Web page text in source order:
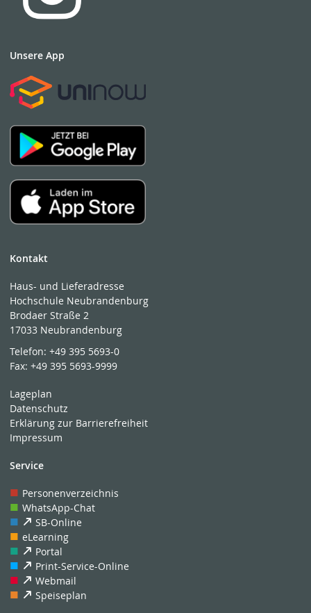
Unsere App
Kontakt
Haus- und Lieferadresse
Hochschule Neubrandenburg
Brodaer Straße 2
17033 Neubrandenburg
Telefon:+49 395 5693-0
Fax:+49 395 5693-9999
Lageplan
Datenschutz
Erklärung zur Barrierefreiheit
Impressum
Service
Personenverzeichnis
WhatsApp-Chat
SB-Online
eLearning
Portal
Print-Service-Online
Webmail
Speiseplan